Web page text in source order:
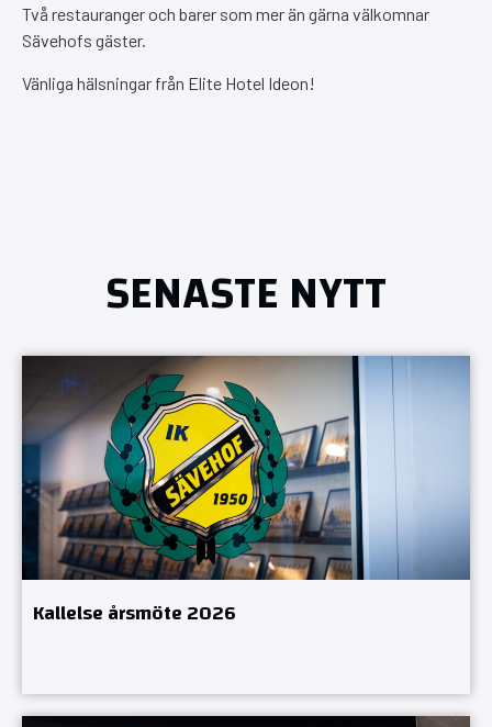
Två restauranger och barer som mer än gärna välkomnar
Sävehofs gäster.
Vänliga hälsningar från Elite Hotel Ideon!
SENASTE NYTT
Kallelse årsmöte 2026